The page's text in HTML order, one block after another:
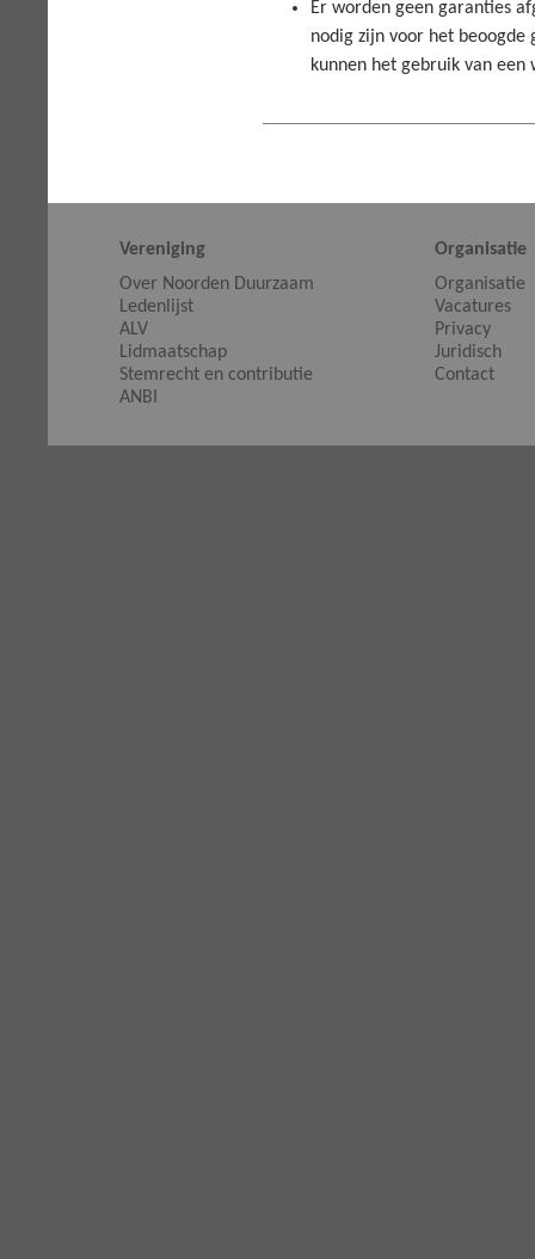
Er worden geen garanties
nodig zijn voor het
kunnen het gebruik van een
Vereniging
Over Noorden Duurzaam
Ledenlijst
ALV
Lidmaatschap
Stemrecht en contributie
ANBI
Organisatie
Organisatie
Vacatures
Privacy
Juridisch
Contact